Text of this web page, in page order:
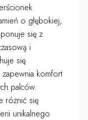
o głębokiej,
się z
i
się
komfort
palców.
różnić się
unikalnego